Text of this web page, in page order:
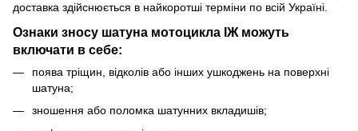
доставка здійснюється в найкоротші терміни по всій Україні.
Ознаки зносу шатуна мотоцикла ІЖ можуть
включати в себе:
поява тріщин, відколів або інших ушкоджень на поверхні
шатуна;
зношення або поломка шатунних вкладишів;